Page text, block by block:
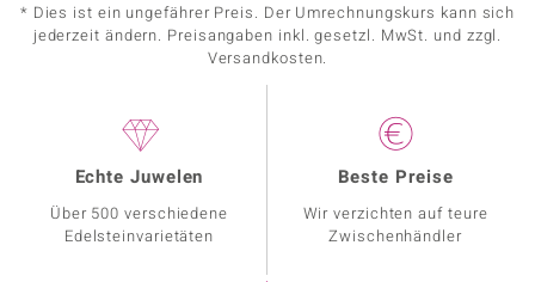
* Dies ist ein ungefährer Preis. Der Umrechnungskurs kann sich
jederzeit ändern. Preisangaben inkl. gesetzl. MwSt. und zzgl.
Versandkosten.
Echte Juwelen
Über 500 verschiedene
Edelsteinvarietäten
Beste Preise
Wir verzichten auf teure
Zwischenhändler